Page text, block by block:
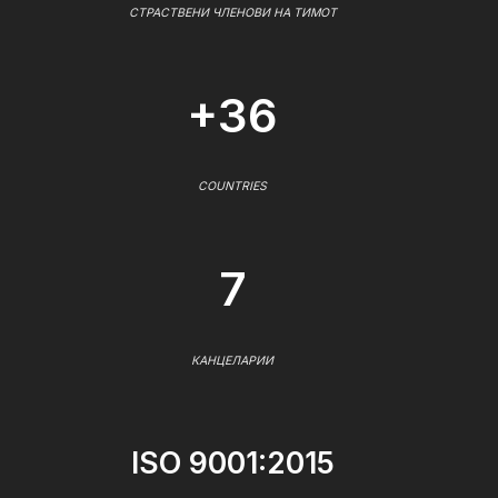
СТРАСТВЕНИ ЧЛЕНОВИ НА ТИМОТ
+36
COUNTRIES
7
КАНЦЕЛАРИИ
ISO 9001:2015